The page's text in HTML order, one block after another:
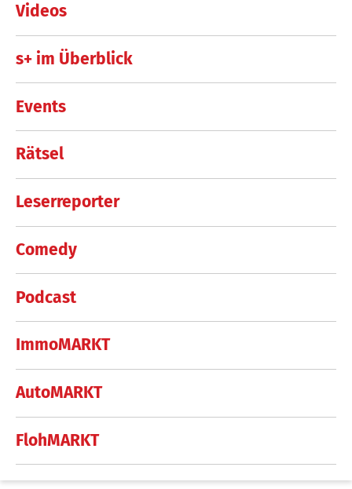
Videos
s+ im Überblick
Events
Rätsel
Leserreporter
Comedy
Podcast
ImmoMARKT
AutoMARKT
FlohMARKT